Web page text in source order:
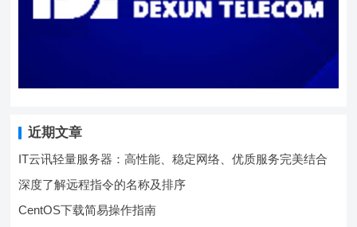
近期文章
IT云讯轻量服务器：高性能、稳定网络、优质服务完美结合
深度了解远程指令的名称及排序
CentOS下载简易操作指南